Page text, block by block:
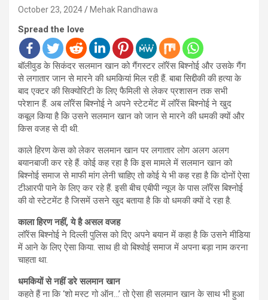
October 23, 2024 Mehak Randhawa
Spread the love
बॉलीवुड के सिकंदर सलमान खान को गैंगस्टर लॉरेंस बिश्नोई और उसके गैंग
से लगातार जान से मारने की धमकियां मिल रही हैं. बाबा सिद्दीकी की हत्या के
बाद एक्टर की सिक्योरिटी के लिए फैमिली से लेकर प्रशासन तक सभी
परेशान हैं. अब लॉरेंस बिश्नोई ने अपने स्टेटमेंट में लॉरेंस बिश्नोई ने खुद
कबूल किया है कि उसने सलमान खान को जान से मारने की धमकी क्यों और
किस वजह से दी थी.
काले हिरण केस को लेकर सलमान खान पर लगातार लोग अलग अलग
बयानबाजी कर रहे हैं. कोई कह रहा है कि इस मामले में सलमान खान को
बिश्नोई समाज से माफी मांग लेनी चाहिए तो कोई ये भी कह रहा है कि दोनों ऐसा
टीआरपी पाने के लिए कर रहे हैं. इसी बीच एबीपी न्यूज के पास लॉरेंस बिश्नोई
की वो स्टेटमेंट है जिसमें उसने खुद बताया है कि वो धमकी क्यों दे रहा है.
काला हिरण नहीं, ये है असल वजह
लॉरेंस बिश्नोई ने दिल्ली पुलिस को दिए अपने बयान में कहा है कि उसने मीडिया
में आने के लिए ऐसा किया. साथ ही वो बिश्वोई समाज में अपना बड़ा नाम करना
चाहता था.
धमकियों से नहीं डरे सलमान खान
कहते हैं ना कि ‘शो मस्ट गो ऑन…’ तो ऐसा ही सलमान खान के साथ भी हुआ